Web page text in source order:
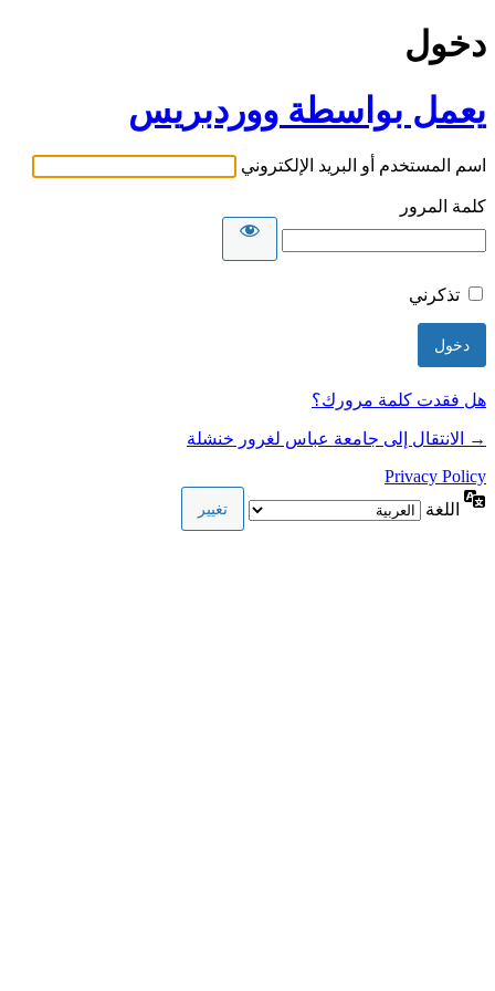
دخول
يعمل بواسطة ووردبريس
اسم المستخدم أو البريد الإلكتروني
كلمة المرور
تذكرني
هل فقدت كلمة مرورك؟
→ الانتقال إلى جامعة عباس لغرور خنشلة
Privacy Policy
اللغة